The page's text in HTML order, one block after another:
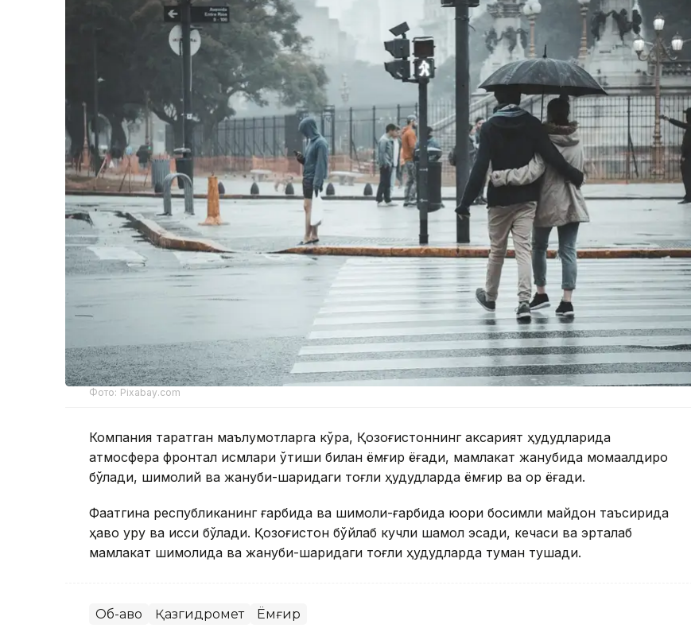
Фото: Pixabay.com
Компания тарқатган маълумотларга кўра, Қозоғистоннинг аксарият ҳудудларида
атмосфера фронтал қисмлари ўтиши билан ёмғир ёғади, мамлакат жанубида момақалдироқ
бўлади, шимолий ва жануби-шарқидаги тоғли ҳудудларда ёмғир ва қор ёғади.
Фақатгина республиканинг ғарбида ва шимоли-ғарбида юқори босимли майдон таъсирида
ҳаво қуруқ ва иссиқ бўлади. Қозоғистон бўйлаб кучли шамол эсади, кечаси ва эрталаб
мамлакат шимолида ва жануби-шарқидаги тоғли ҳудудларда туман тушади.
Об-ҳаво Қазгидромет Ёмғир